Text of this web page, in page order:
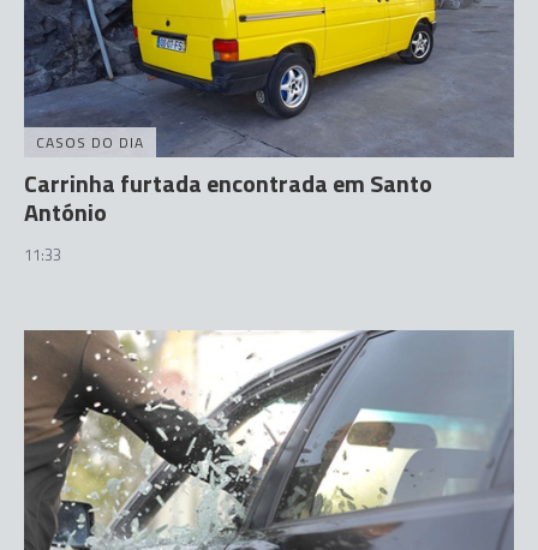
CASOS DO DIA
Carrinha furtada encontrada em Santo
António
11:33